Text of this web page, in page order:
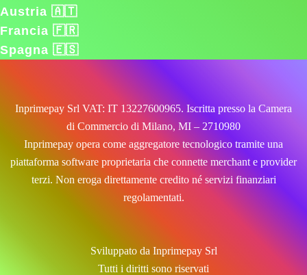
Austria 🇦🇹
Francia 🇫🇷
Spagna 🇪🇸
Inprimepay Srl VAT: IT 13227600965. Iscritta presso la Camera
di Commercio di Milano, MI – 2710980
Inprimepay opera come aggregatore tecnologico tramite una
piattaforma software proprietaria che connette merchant e provider
terzi. Non eroga direttamente credito né servizi finanziari
regolamentati.
Sviluppato da Inprimepay Srl
Tutti i diritti sono riservati